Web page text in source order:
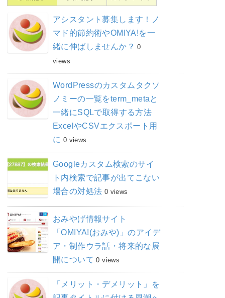
アシスタント募集します！ノ
マド的節約術やOMIYA!を一
緒に伸ばしませんか？ 0
views
WordPressのカスタムタクソ
ノミーの一覧をterm_metaと
一緒にSQLで取得する方法
ExcelやCSVエクスポート用
に 0 views
Googleカスタム検索のサイ
ト内検索で記事が出てこない
場合の対処法 0 views
おみやげ情報サイト
「OMIYA!(おみや)」のアイデ
ア・制作ウラ話・将来的な展
開について 0 views
「メリット・デメリット」を